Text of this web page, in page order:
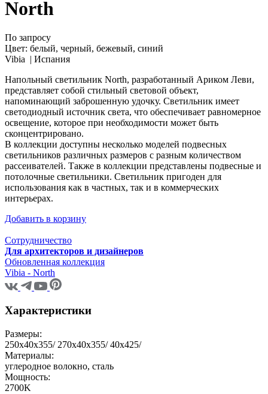
North
По запросу
Цвет: белый, черный, бежевый, синий
Vibia | Испания
Напольный светильник North, разработанный Ариком Леви,
представляет собой стильный световой объект,
напоминающий заброшенную удочку. Светильник имеет
светодиодный источник света, что обеспечивает равномерное
освещение, которое при необходимости может быть
сконцентрировано.
В коллекции доступны несколько моделей подвесных
светильников различных размеров с разным количеством
рассеивателей. Также в коллекции представлены подвесные и
потолочные светильники. Светильник пригоден для
использования как в частных, так и в коммерческих
интерьерах.
Добавить в корзину
Сотрудничество
Для архитекторов и дизайнеров
Обновленная коллекция
Vibia - North
Характеристики
Размеры:
250x40x355/ 270x40x355/ 40x425/
Материалы:
углеродное волокно, сталь
Мощность:
2700K